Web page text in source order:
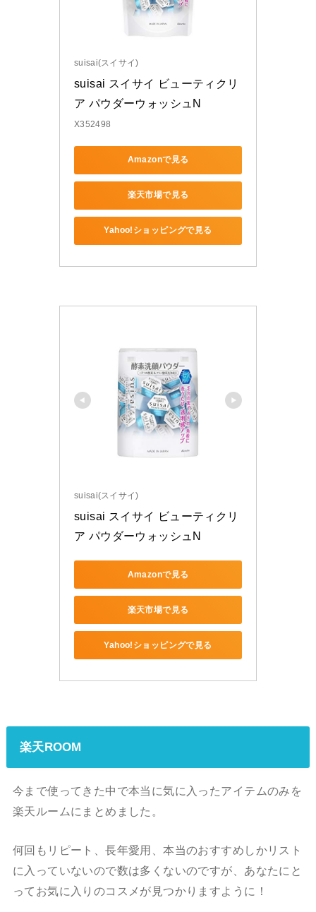
suisai(スイサイ)
suisai スイサイ ビューティクリ
ア パウダーウォッシュN
X352498
Amazonで見る
楽天市場で見る
Yahoo!ショッピングで見る
suisai(スイサイ)
suisai スイサイ ビューティクリ
ア パウダーウォッシュN
Amazonで見る
楽天市場で見る
Yahoo!ショッピングで見る
楽天ROOM
今まで使ってきた中で本当に気に入ったアイテムのみを
楽天ルームにまとめました。
何回もリピート、長年愛用、本当のおすすめしかリスト
に入っていないので数は多くないのですが、あなたにと
ってお気に入りのコスメが見つかりますように！